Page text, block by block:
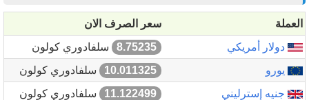
العملة
سعر الصرف الان
دولار أمريكي
8.75235
سلفادوري كولون
يورو
10.011325
سلفادوري كولون
جنيه إسترليني
11.122499
سلفادوري كولون